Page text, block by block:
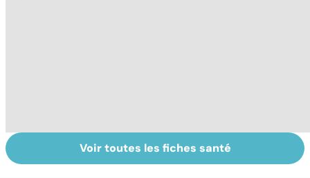
Post-partum : un
bouleversement
Gynéco : un suivi
pour la vie
Voir toutes les fiches santé